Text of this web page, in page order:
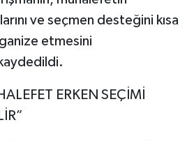
ve seçmen desteğini kısa
etmesini
ERKEN SEÇİMİ